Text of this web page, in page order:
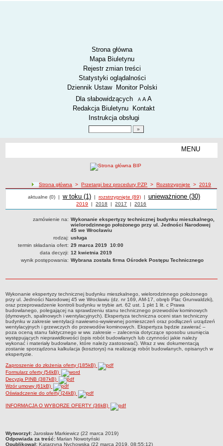
Strona główna
Mapa Biuletynu
Rejestr zmian treści
Statystyki oglądalności
Dziennik Ustaw
Monitor Polski
Menu dodatkowe
Dla słabowidzących A pomniejsz czcionkę
A standardowy rozmiar czcionki
A
Redakcja Biuletynu
Kontakt
Instrukcja obsługi
MENU
SPOSÓB PRZYJMOWANIA I ZAŁATWIANIA SPRAW
SYGNALIŚCI
RODO.
RODO
Czym się zajmujemy
Organizacja
Kierownictwo Zarządu Zasobu Komunalnego
STREFA PRACOWNIKA
nazwa
BIURA OBSŁUGI KLIENTA
Co i jak załatwić w BOK-u?
BOK-i
ZAMÓWIENIA PUBLICZNE
Profil nabywcy
Zamówienia bez procedury PZP - platforma elektroniczna
Zamówienia zgodne z procedurą PZP - platforma elektroniczna
Archiwalne - Zamówiena zgodne z procedurą PZP
Archiwalne - Zamówienia bez procedury PZP - do 12.04.2019
ścieżka nawigacji
Strona główna >Przetargi bez procedury PZP >Rozstrzygnięte >2019
Przetargi
aktualne (0)| Przetargi
w toku (1)| rozstrzygnięte (89)| Przetargi
unieważnione (30)
Przetargi z roku
2019 |Przetargi z roku
2018 |Przetargi z roku
2017 |Przetargi z roku
2016
zamówienie na: Wykonanie ekspertyzy technicznej budynku mieszkalnego,
wielorodzinnego położonego przy ul. Jedności Narodowej
45 we Wrocławiu
rodzaj: usługa
termin składania ofert: 29 marca 2019 10:00
data decyzji: 12 kwietnia 2019
wynik postępowania: Wybrana została firma Ośrodek Postępu Technicznego
Wykonanie ekspertyzy technicznej budynku mieszkalnego, wielorodzinnego położonego
przy ul. Jedności Narodowej 45 we Wrocławiu (dz. nr 169, AM-17, obręb Plac Grunwaldzki),
oraz przeprowadzenie kontroli budynku w trybie art. 62 ust. 1 pkt 1 lit. c Prawa
budowlanego, polegającej na sprawdzeniu stanu technicznego przewodów kominowych
(dymowych, spalinowych i wentylacyjnych). Ekspertyza techniczna oceni stan techniczny
budynku w zakresie wentylacji nawiewno-wywiewnej pomieszczeń oraz podłączeń urządzeń
wentylacyjnych i grzewczych do przewodów kominowych. Ekspertyza będzie zawierać –
poza oceną stanu faktycznego w ww. zakresie – zalecenia dotyczące sposobu usunięcia
występujących nieprawidłowości (opis robót budowlanych lub czynności jakie należy
wykonać i materiały budowlane, które należy zastosować). Wraz z ww. dokumentacją
zostanie sporządzona kalkulacja (kosztorys) na realizację robót budowlanych, opisanych w
ekspertyzie.
Zaproszenie do złożenia oferty (185kB)
Formularz oferty (54kB)
Decyzja PINB (387kB)
Wzór umowy (61kB)
Oświadczenie do oferty (24kB)
INFORMACJA O WYBORZE OFERTY (36kB)
metryczka
Wytworzył: Jarosław Markiewicz (22 marca 2019)
Odpowiada za treść: Marian Nowotyński
Opublikował: Katarzyna Nychowska (22 marca 2019, 08:55:12)